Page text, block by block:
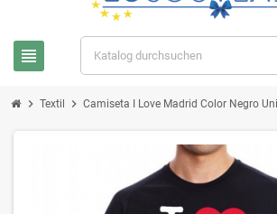
view_headline
chevron_right Textil chevron_right Camiseta I Love Madrid Color Negro